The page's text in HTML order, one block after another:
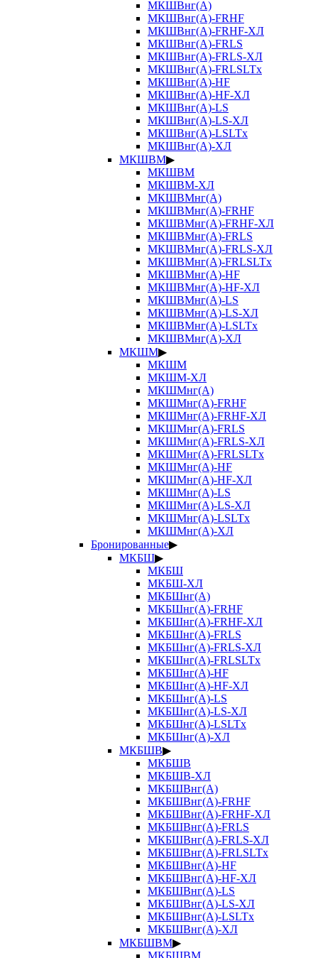
МКШВнг(А)
МКШВнг(А)-FRHF
МКШВнг(А)-FRHF-ХЛ
МКШВнг(А)-FRLS
МКШВнг(А)-FRLS-ХЛ
МКШВнг(А)-FRLSLTx
МКШВнг(А)-HF
МКШВнг(А)-HF-ХЛ
МКШВнг(А)-LS
МКШВнг(А)-LS-ХЛ
МКШВнг(А)-LSLTx
МКШВнг(А)-ХЛ
МКШВМ▶
МКШВМ
МКШВМ-ХЛ
МКШВМнг(А)
МКШВМнг(А)-FRHF
МКШВМнг(А)-FRHF-ХЛ
МКШВМнг(А)-FRLS
МКШВМнг(А)-FRLS-ХЛ
МКШВМнг(А)-FRLSLTx
МКШВМнг(А)-HF
МКШВМнг(А)-HF-ХЛ
МКШВМнг(А)-LS
МКШВМнг(А)-LS-ХЛ
МКШВМнг(А)-LSLTx
МКШВМнг(А)-ХЛ
МКШМ▶
МКШМ
МКШМ-ХЛ
МКШМнг(А)
МКШМнг(А)-FRHF
МКШМнг(А)-FRHF-ХЛ
МКШМнг(А)-FRLS
МКШМнг(А)-FRLS-ХЛ
МКШМнг(А)-FRLSLTx
МКШМнг(А)-HF
МКШМнг(А)-HF-ХЛ
МКШМнг(А)-LS
МКШМнг(А)-LS-ХЛ
МКШМнг(А)-LSLTx
МКШМнг(А)-ХЛ
Бронированные▶
МКБШ▶
МКБШ
МКБШ-ХЛ
МКБШнг(А)
МКБШнг(А)-FRHF
МКБШнг(А)-FRHF-ХЛ
МКБШнг(А)-FRLS
МКБШнг(А)-FRLS-ХЛ
МКБШнг(А)-FRLSLTx
МКБШнг(А)-HF
МКБШнг(А)-HF-ХЛ
МКБШнг(А)-LS
МКБШнг(А)-LS-ХЛ
МКБШнг(А)-LSLTx
МКБШнг(А)-ХЛ
МКБШВ▶
МКБШВ
МКБШВ-ХЛ
МКБШВнг(А)
МКБШВнг(А)-FRHF
МКБШВнг(А)-FRHF-ХЛ
МКБШВнг(А)-FRLS
МКБШВнг(А)-FRLS-ХЛ
МКБШВнг(А)-FRLSLTx
МКБШВнг(А)-HF
МКБШВнг(А)-HF-ХЛ
МКБШВнг(А)-LS
МКБШВнг(А)-LS-ХЛ
МКБШВнг(А)-LSLTx
МКБШВнг(А)-ХЛ
МКБШВМ▶
МКБШВМ